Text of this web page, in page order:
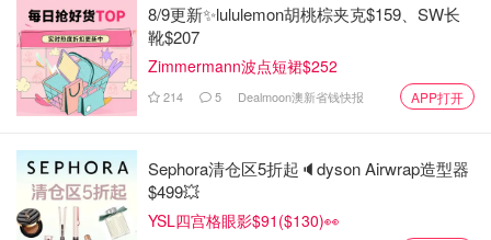
8/9更新✨lululemon胡桃棕夹克$159、SW长
靴$207
Zimmermann波点短裙$252
214 5 Dealmoon澳新省钱快报 APP打开
Sephora清仓区5折起🔈dyson Airwrap造型器
$499💥
YSL四宫格眼影$91($130)👀